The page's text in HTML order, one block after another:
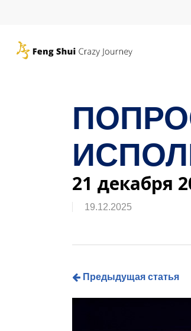
main
content
21 декабря
19.12.2025
Предыдущая статья